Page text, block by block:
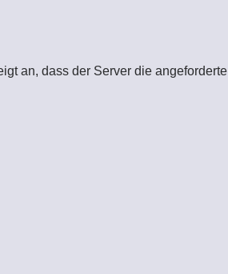
an, dass der Server die angeforderte